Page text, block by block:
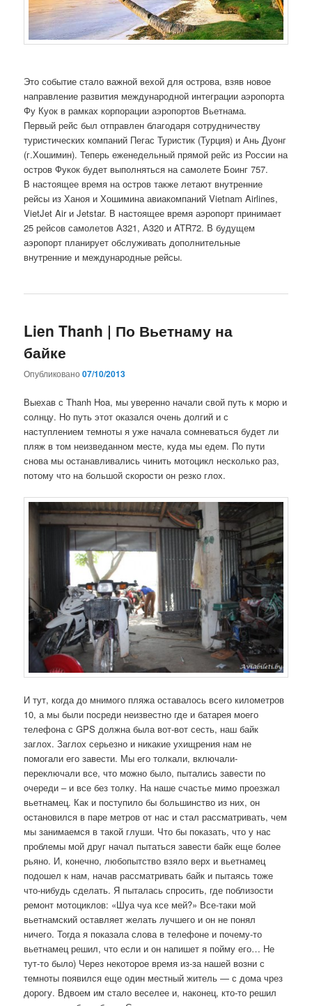
Это событие стало важной вехой для острова, взяв новое
направление развития международной интеграции аэропорта
Фу Куок в рамках корпорации аэропортов Вьетнама.
Первый рейс был отправлен благодаря сотрудничеству
туристических компаний Пегас Туристик (Турция) и Ань Дуонг
(г.Хошимин). Теперь еженедельный прямой рейс из России на
остров Фукок будет выполняться на самолете Боинг 757.
В настоящее время на остров также летают внутренние
рейсы из Ханоя и Хошимина авиакомпаний Vietnam Airlines,
VietJet Air и Jetstar. В настоящее время аэропорт принимает
25 рейсов самолетов А321, А320 и ATR72. В будущем
аэропорт планирует обслуживать дополнительные
внутренние и международные рейсы.
Lien Thanh | По Вьетнаму на
байке
Опубликовано07/10/2013
Выехав с Thanh Hoa, мы уверенно начали свой путь к морю и
солнцу. Но путь этот оказался очень долгий и с
наступлением темноты я уже начала сомневаться будет ли
пляж в том неизведанном месте, куда мы едем. По пути
снова мы останавливались чинить мотоцикл несколько раз,
потому что на большой скорости он резко глох.
И тут, когда до мнимого пляжа оставалось всего километров
10, а мы были посреди неизвестно где и батарея моего
телефона с GPS должна была вот-вот сесть, наш байк
заглох. Заглох серьезно и никакие ухищрения нам не
помогали его завести. Мы его толкали, включали-
переключали все, что можно было, пытались завести по
очереди – и все без толку. На наше счастье мимо проезжал
вьетнамец. Как и поступило бы большинство из них, он
остановился в паре метров от нас и стал рассматривать, чем
мы занимаемся в такой глуши. Что бы показать, что у нас
проблемы мой друг начал пытаться завести байк еще более
рьяно. И, конечно, любопытство взяло верх и вьетнамец
подошел к нам, начав рассматривать байк и пытаясь тоже
что-нибудь сделать. Я пыталась спросить, где поблизости
ремонт мотоциклов: «Шуа чуа ксе мей?» Все-таки мой
вьетнамский оставляет желать лучшего и он не понял
ничего. Тогда я показала слова в телефоне и почему-то
вьетнамец решил, что если и он напишет я пойму его… Не
тут-то было) Через некоторое время из-за нашей возни с
темноты появился еще один местный житель — с дома чрез
дорогу. Вдвоем им стало веселее и, наконец, кто-то решил